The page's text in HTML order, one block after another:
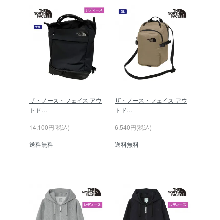
ザ・ノース・フェイス アウ
トド…
14,100円(税込)
送料無料
ザ・ノース・フェイス アウ
トド…
6,540円(税込)
送料無料